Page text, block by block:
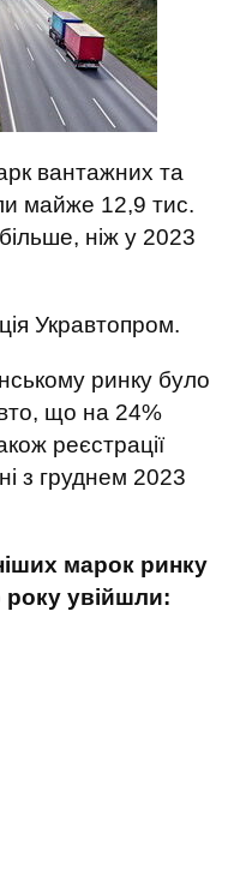
вантажних та
майже 12,9 тис.
ніж у 2023
Укравтопром.
ринку було
що на 24%
реєстрації
з груднем 2023
марок ринку
року увійшли: